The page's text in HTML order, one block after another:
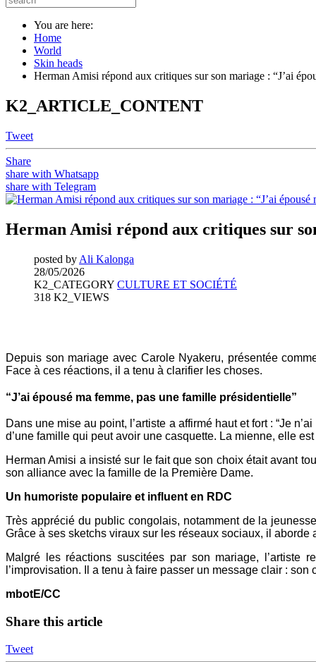
You are here:
Home
World
Skin heads
Herman Amisi répond aux critiques sur son mariage : “J’ai
K2_ARTICLE_CONTENT
Tweet
Share
share with Whatsapp
share with Telegram
Herman Amisi répond aux critiques sur
posted by Ali Kalonga
28/05/2026
K2_CATEGORY CULTURE ET SOCIÉTÉ
318 K2_VIEWS
Depuis son mariage avec Carole Nyakeru, présentée
Face à ces réactions, il a tenu à clarifier les choses.
“J’ai épousé ma femme, pas une famille présidentielle”
Dans une mise au point, l’artiste a affirmé haut et fort : “Je
d’une famille qui peut avoir une casquette. La mienne, elle
Herman Amisi a insisté sur le fait que son choix était avant
son alliance avec la famille de la Première Dame.
Un humoriste populaire et influent en RDC
Très apprécié du public congolais, notamment de la
Grâce à ses sketchs viraux sur les réseaux sociaux, il
Malgré les réactions suscitées par son mariage, l’artiste
l’improvisation. Il a tenu à faire passer un message clair :
mbotE/CC
Share this article
Tweet